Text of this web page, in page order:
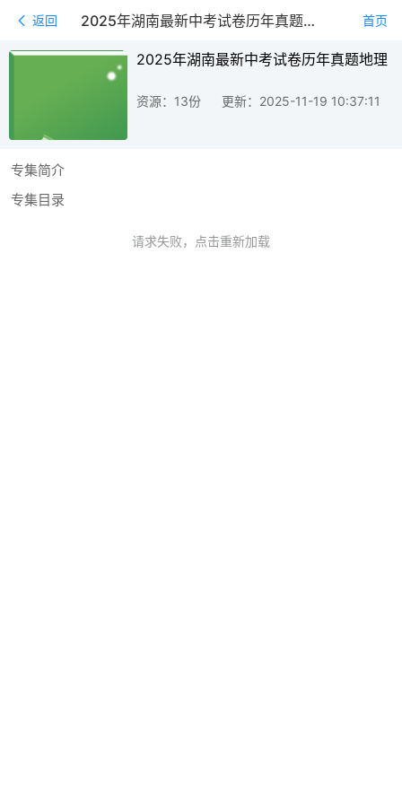
返回 2025年湖南最新中考试卷历年真题地理 首页
2025年湖南最新中考试卷历年真题地理
资源：13份 更新：2025-11-19 10:37:11
专集简介
专集目录
请求失败，点击重新加载